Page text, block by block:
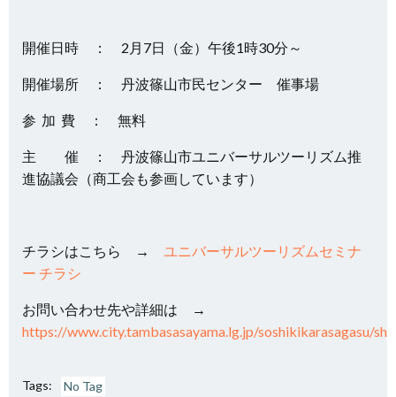
開催日時 ： 2月7日（金）午後1時30分～
開催場所 ： 丹波篠山市民センター 催事場
参 加 費 ： 無料
主 催 ： 丹波篠山市ユニバーサルツーリズム推
進協議会（商工会も参画しています）
チラシはこちら → ユニバーサルツーリズムセミナ
ー チラシ
お問い合わせ先や詳細は →
https://www.city.tambasasayama.lg.jp/soshikikarasagasu/
Tags: No Tag